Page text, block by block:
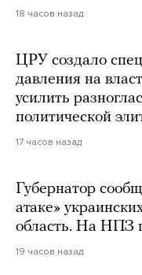
18 часов назад
ЦРУ создало
давления на
усилить
политической
17 часов назад
Губернатор
атаке»
область. На НПЗ
19 часов назад